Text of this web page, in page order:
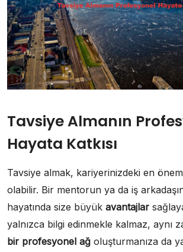
Tavsiye Almanın
Hayata Katkısı
Tavsiye almak, kariyerinizdeki en
olabilir. Bir mentorun ya da iş
hayatında size büyük avantajlar
yalnızca bilgi edinmekle kalmaz, aynı
bir profesyonel ağ oluşturmanıza da